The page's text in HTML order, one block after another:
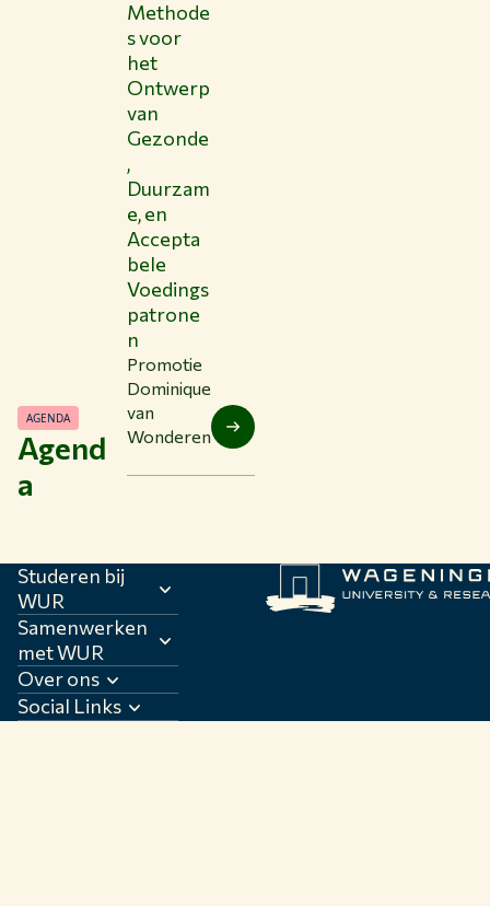
Agend
a
AGENDA
Methode
s voor
het
Ontwerp
van
Gezonde
,
Duurzam
e, en
Accepta
bele
Voedings
patrone
n
Promotie
Dominique
van
Wonderen
Studeren bij
WUR
Samenwerken
met WUR
Over ons
Social Links